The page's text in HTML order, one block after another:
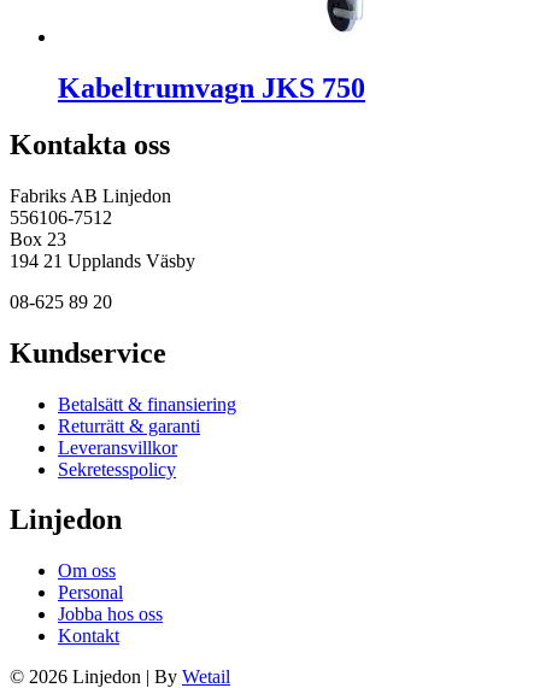
Kabeltrumvagn JKS 750
Kontakta oss
Fabriks AB Linjedon
556106-7512
Box 23
194 21 Upplands Väsby
08-625 89 20
Kundservice
Betalsätt & finansiering
Returrätt & garanti
Leveransvillkor
Sekretesspolicy
Linjedon
Om oss
Personal
Jobba hos oss
Kontakt
© 2026 Linjedon | By Wetail